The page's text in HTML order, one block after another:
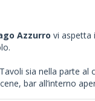
Azzurro vi aspetta
sia nella parte al
bar all’interno